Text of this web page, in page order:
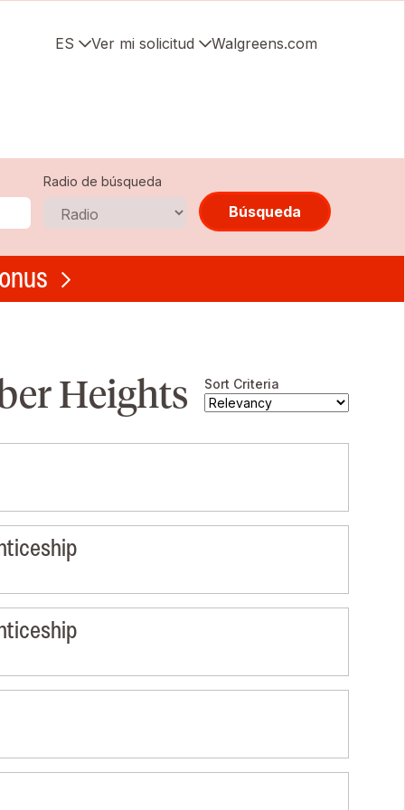
ES Ver mi solicitud Walgreens.com
Radio de búsqueda
Búsqueda
Sort Criteria
Heights